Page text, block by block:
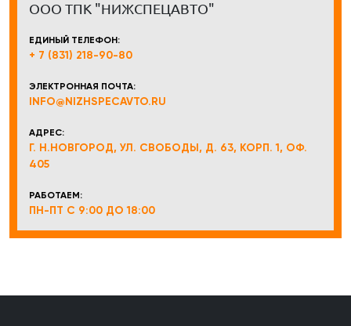
ООО ТПК "НИЖСПЕЦАВТО"
ЕДИНЫЙ ТЕЛЕФОН:
+ 7 (831) 218-90-80
ЭЛЕКТРОННАЯ ПОЧТА:
INFO@NIZHSPECAVTO.RU
АДРЕС:
Г. Н.НОВГОРОД, УЛ. СВОБОДЫ, Д. 63, КОРП. 1, ОФ.
405
РАБОТАЕМ:
ПН-ПТ С 9:00 ДО 18:00